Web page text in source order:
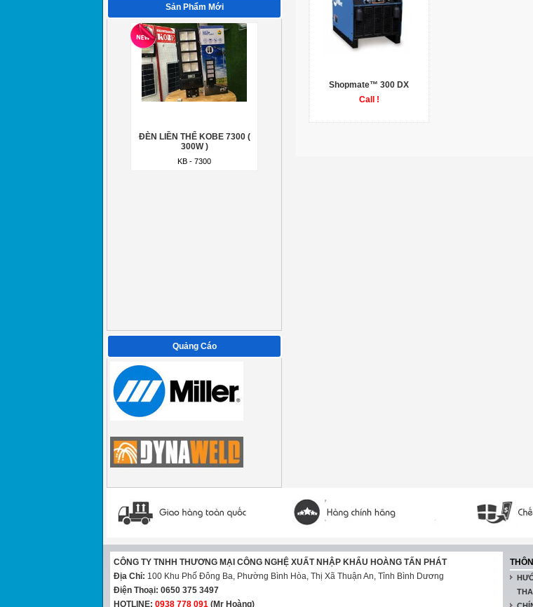
Sản Phẩm Mới
KB - 7300
ĐÈN LIỀN THỂ KOBE 7300 (
300W )
KB - 7300
Quảng Cáo
Shopmate™ 300 DX
Call !
CÔNG TY TNHH THƯƠNG MẠI CÔNG NGHỆ XUẤT NHẬP KHẨU HOÀNG TẤN PHÁT
Địa Chỉ: 100 Khu Phố Đông Ba, Phường Bình Hòa, Thị Xã Thuận An, Tỉnh Bình Dương
Điện Thoại: 0650 375 3497
HOTLINE: 0938 778 091 (Mr Hoàng)